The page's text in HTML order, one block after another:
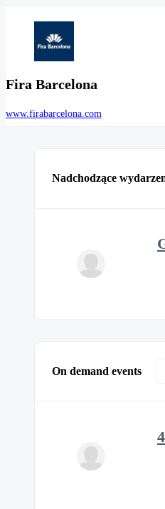
Fira Barcelona
www.firabarcelona.com
Nadchodzące
On demand events